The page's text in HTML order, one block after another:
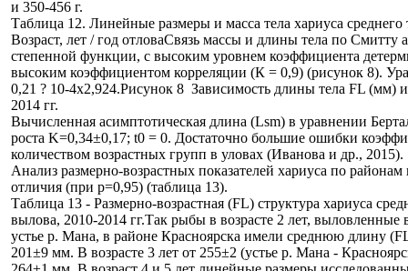
и 350-456 г.
Таблица 12. Линейные размеры и масса тела хариуса среднего
Возраст, лет / год отловаСвязь массы и длины тела по Смитту
степенной функции, с высоким уровнем коэффициента
высоким коэффициентом корреляции (К = 0,9) (рисунок 8).
0,21 ? 10-4x2,924.Рисунок 8 Зависимость длины тела FL (мм)
2014 гг.
Вычисленная асимптотическая длина (Lsm) в уравнении
роста K=0,34±0,17; t0 = 0. Достаточно большие ошибки
количеством возрастных групп в уловах (Иванова и др., 2015).
Анализ размерно-возрастных показателей хариуса по
отличия (при р=0,95) (таблица 13).
Таблица 13 - Размерно-возрастная (FL) структура хариуса
вылова, 2010-2014 гг.Так рыбы в возрасте 2 лет,
устье р. Мана, в районе Красноярска имели среднюю длину
201±9 мм. В возрасте 3 лет от 255±2 (устье р. Мана -